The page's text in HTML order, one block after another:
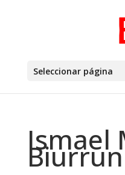
Seleccionar página
Ismael
Biurrun